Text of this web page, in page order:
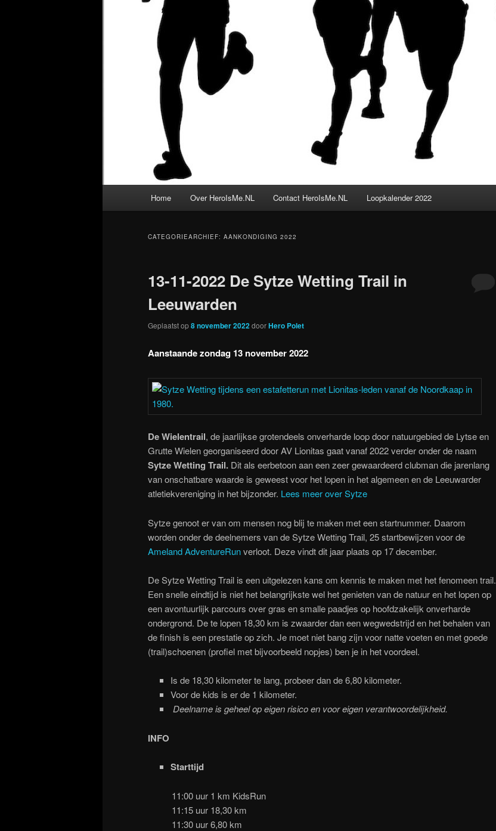
Home Over HeroIsMe.NL Contact HeroIsMe.NL Loopkalender 2022
CATEGORIEARCHIEF: AANKONDIGING 2022
13-11-2022 De Sytze Wetting Trail in
Leeuwarden
Geplaatst op8 november 2022doorHero Polet
Aanstaande zondag 13 november 2022
De Wielentrail, de jaarlijkse grotendeels onverharde loop door natuurgebied de Lytse en
Grutte Wielen georganiseerd door AV Lionitas gaat vanaf 2022 verder onder de naam
Sytze Wetting Trail. Dit als eerbetoon aan een zeer gewaardeerd clubman die jarenlang
van onschatbare waarde is geweest voor het lopen in het algemeen en de Leeuwarder
atletiekvereniging in het bijzonder. Lees meer over Sytze
Sytze genoot er van om mensen nog blij te maken met een startnummer. Daarom
worden onder de deelnemers van de Sytze Wetting Trail, 25 startbewijzen voor de
Ameland AdventureRunverloot. Deze vindt dit jaar plaats op 17 december.
De Sytze Wetting Trail is een uitgelezen kans om kennis te maken met het fenomeen trail.
Een snelle eindtijd is niet het belangrijkste wel het genieten van de natuur en het lopen op
een avontuurlijk parcours over gras en smalle paadjes op hoofdzakelijk onverharde
ondergrond. De te lopen 18,30 km is zwaarder dan een wegwedstrijd en het behalen van
de finish is een prestatie op zich. Je moet niet bang zijn voor natte voeten en met goede
(trail)schoenen (profiel met bijvoorbeeld nopjes) ben je in het voordeel.
Is de 18,30 kilometer te lang, probeer dan de 6,80 kilometer.
Voor de kids is er de 1 kilometer.
Deelname is geheel op eigen risico en voor eigen verantwoordelijkheid.
INFO
Starttijd
11:00 uur 1 km KidsRun
11:15 uur 18,30 km
11:30 uur 6,80 km